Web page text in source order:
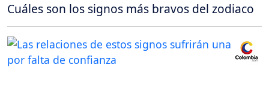
Cuáles son los signos más bravos del zodiaco